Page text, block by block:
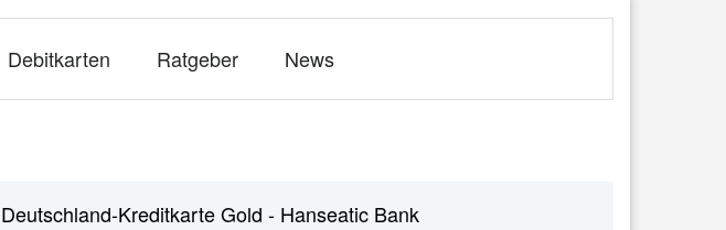
Debitkarten Ratgeber News
Deutschland-Kreditkarte Gold - Hanseatic Bank